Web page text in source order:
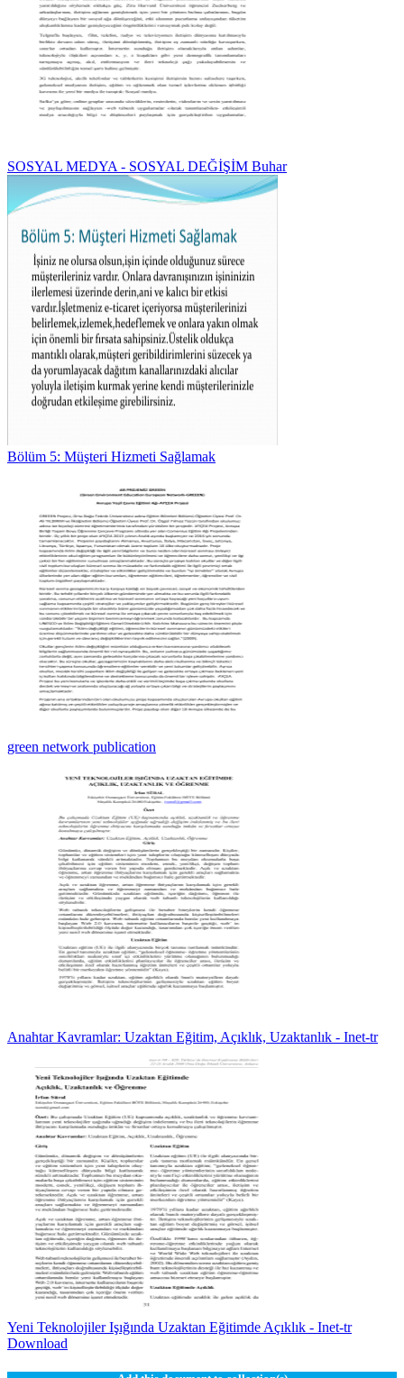
SOSYAL MEDYA - SOSYAL DEĞİŞİM Buhar
Bölüm 5: Müşteri Hizmeti Sağlamak
green network publication
Anahtar Kavramlar: Uzaktan Eğitim, Açıklık, Uzaktanlık - Inet-tr
Yeni Teknolojiler Işığında Uzaktan Eğitimde Açıklık - Inet-tr
Download